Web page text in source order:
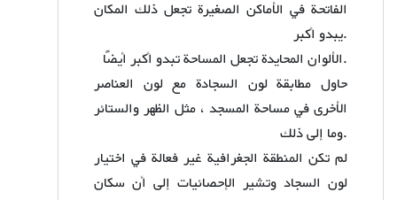
الفاتحة في الأماكن الصغيرة تجعل ذلك المكان
يبدو أكبر.
الألوان المحايدة تجعل المساحة تبدو أكبر أيضًا.
حاول مطابقة لون السجادة مع لون العناصر
الأخرى في مساحة المسجد ، مثل الظهر والستائر
وما إلى ذلك.
لم تكن المنطقة الجغرافية غير فعالة في اختيار
لون السجاد وتشير الإحصائيات إلى أن سكان